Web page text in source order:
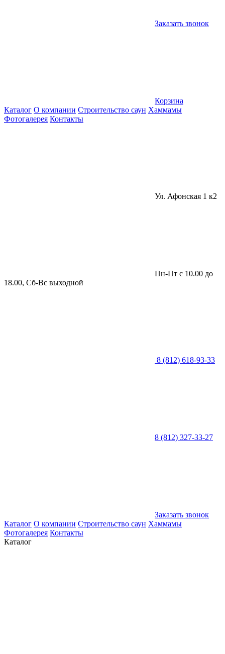
Заказать звонок
Корзина
Каталог О компании Строительство саун Хаммамы
Фотогалерея Контакты
Ул. Афонская 1 к2
Пн-Пт с 10.00 до
18.00, Сб-Вс выходной
8 (812) 618-93-33
8 (812) 327-33-27
Заказать звонок
Каталог О компании Строительство саун Хаммамы
Фотогалерея Контакты
Каталог